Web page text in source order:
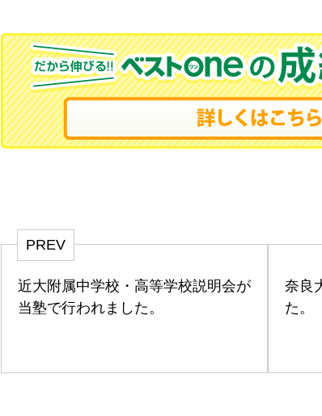
PREV
近大附属中学校・高等学校説明会が
当塾で行われました。
奈良
た。